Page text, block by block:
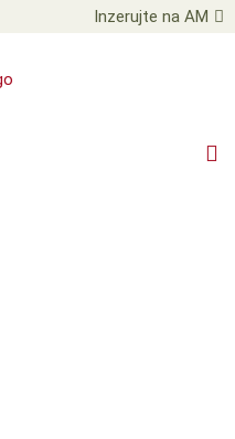
Inzerujte na AM